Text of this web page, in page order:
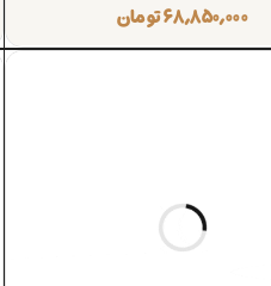
۶۸,۸۵۰,۰۰۰تومان